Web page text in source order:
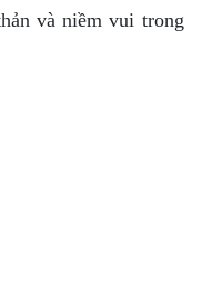
và niềm vui trong